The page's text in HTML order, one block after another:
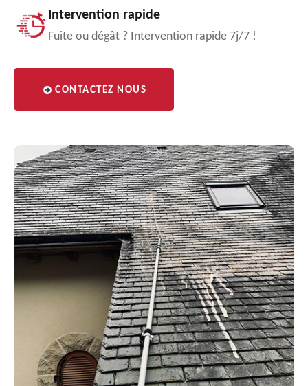
Intervention rapide
Fuite ou dégât ? Intervention rapide 7j/7 !
CONTACTEZ NOUS